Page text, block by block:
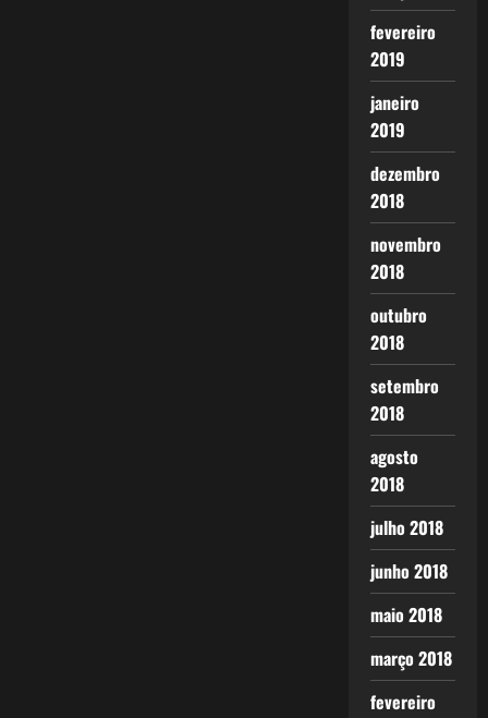
fevereiro
2019
janeiro
2019
dezembro
2018
novembro
2018
outubro
2018
setembro
2018
agosto
2018
julho 2018
junho 2018
maio 2018
março 2018
fevereiro